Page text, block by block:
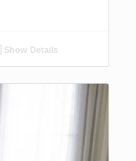
Show Details